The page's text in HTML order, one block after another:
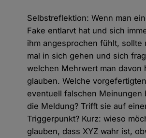
Selbstreflektion: Wenn man
Fake entlarvt hat und sich
ihm angesprochen fühlt, sollte
mal in sich gehen und sich
welchen Mehrwert man davon
glauben. Welche
eventuell falschen Meinungen
die Meldung? Trifft sie auf
Triggerpunkt? Kurz: wieso
glauben, dass XYZ wahr ist,